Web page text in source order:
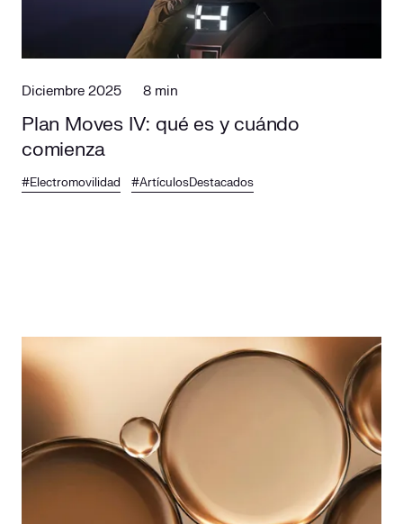
Diciembre 2025 8 min
Plan Moves IV: qué es y cuándo
comienza
#Electromovilidad #ArtículosDestacados